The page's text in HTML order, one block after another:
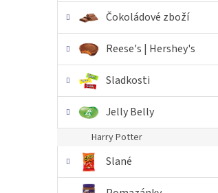
Čokoládové zboží
Reese's | Hershey's
Sladkosti
Jelly Belly
Harry Potter
Slané